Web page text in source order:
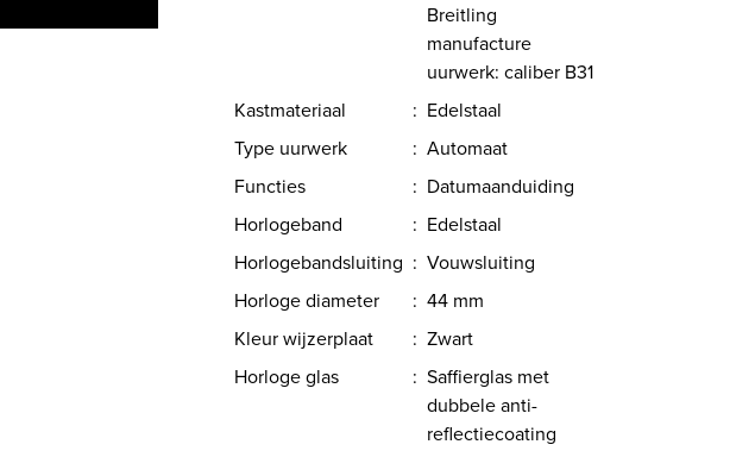
Breitling
manufacture
uurwerk: caliber B31
Kastmateriaal
: Edelstaal
Type uurwerk
: Automaat
Functies
: Datumaanduiding
Horlogeband
: Edelstaal
Horlogebandsluiting : Vouwsluiting
Horloge diameter
: 44 mm
Kleur wijzerplaat
: Zwart
Horloge glas
: Saffierglas met
dubbele anti-
reflectiecoating